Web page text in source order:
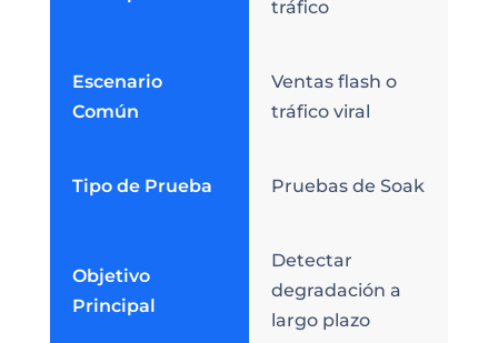
tráfico
Escenario
Común
Ventas flash o
tráfico viral
Tipo de Prueba Pruebas de Soak
Objetivo
Principal
Detectar
degradación a
largo plazo